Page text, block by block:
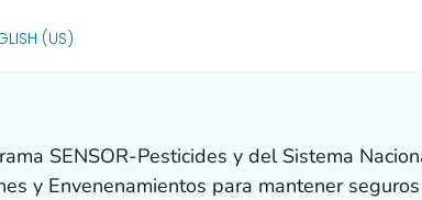
FOR DETAILS.
(US)
SENSOR-Pesticides y del Sistema
y Envenenamientos para mantener